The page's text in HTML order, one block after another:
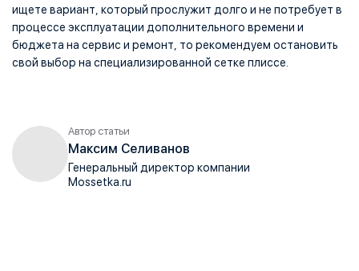
ищете вариант, который прослужит долго и не потребует в
процессе эксплуатации дополнительного времени и
бюджета на сервис и ремонт, то рекомендуем остановить
свой выбор на специализированной сетке плиссе.
Автор статьи
Максим Селиванов
Генеральный директор компании
Mossetka.ru